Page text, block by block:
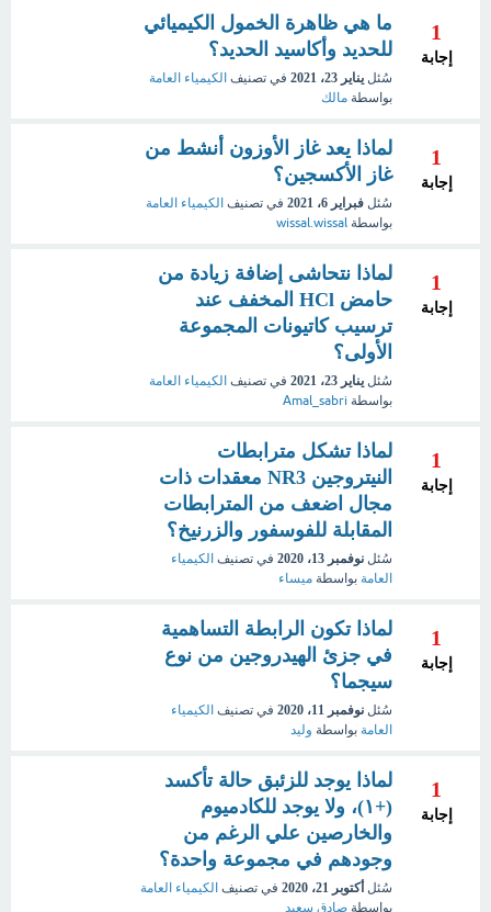
1
إجابة
ما هي ظاهرة الخمول الكيميائي
للحديد وأكاسيد الحديد؟
سُئل يناير 23، 2021 في تصنيف الكيمياء العامة
بواسطة مالك
1
إجابة
لماذا يعد غاز الأوزون أنشط من
غاز الأكسجين؟
سُئل فبراير 6، 2021 في تصنيف الكيمياء العامة
بواسطة wissal.wissal
1
إجابة
لماذا نتحاشى إضافة زيادة من
حامض HCl المخفف عند
ترسيب كاتيونات المجموعة
الأولى؟
سُئل يناير 23، 2021 في تصنيف الكيمياء العامة
بواسطة Amal_sabri
1
إجابة
لماذا تشكل مترابطات
النيتروجين NR3 معقدات ذات
مجال اضعف من المترابطات
المقابلة للفوسفور والزرنيخ؟
سُئل نوفمبر 13، 2020 في تصنيف الكيمياء
العامة بواسطة ميساء
1
إجابة
لماذا تكون الرابطة التساهمية
في جزئ الهيدروجين من نوع
سيجما؟
سُئل نوفمبر 11، 2020 في تصنيف الكيمياء
العامة بواسطة وليد
1
إجابة
لماذا يوجد للزئبق حالة تأكسد
(+١)، ولا يوجد للكادميوم
والخارصين علي الرغم من
وجودهم في مجموعة واحدة؟
سُئل أكتوبر 21، 2020 في تصنيف الكيمياء العامة
بواسطة صادق سعيد